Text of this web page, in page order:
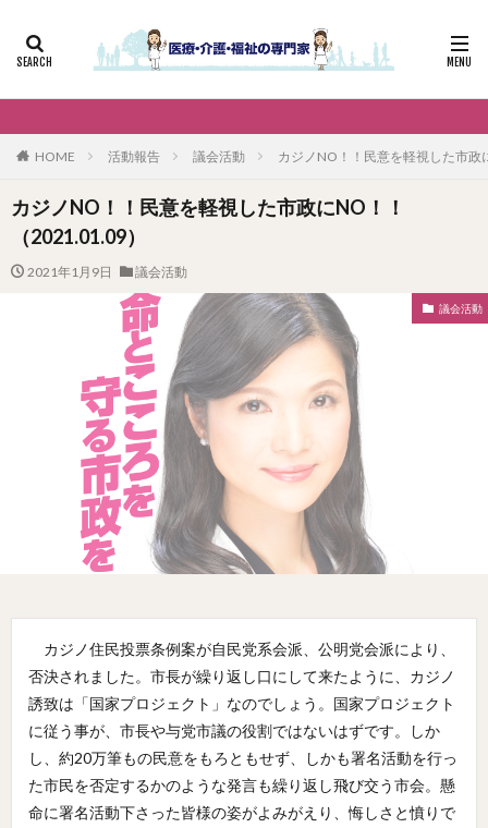
HOME 活動報告 議会活動 カジノNO！！民意を軽視した市
カジノNO！！民意を軽視した市政にNO！！
（2021.01.09）
2021年1月9日 議会活動
議会活動
カジノ住民投票条例案が自民党系会派、公明党会派により、
否決されました。市長が繰り返し口にして来たように、カジノ
誘致は「国家プロジェクト」なのでしょう。国家プロジェクト
に従う事が、市長や与党市議の役割ではないはずです。しか
し、約20万筆もの民意をもろともせず、しかも署名活動を行っ
た市民を否定するかのような発言も繰り返し飛び交う市会。懸
命に署名活動下さった皆様の姿がよみがえり、悔しさと憤りで